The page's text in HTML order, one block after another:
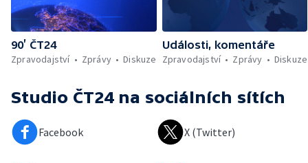
90’ ČT24
Zpravodajství
Zprávy Diskuze
Události, komentáře
Zpravodajství
Zprávy Diskuze
Studio ČT24 na sociálních sítích
Facebook X (Twitter)